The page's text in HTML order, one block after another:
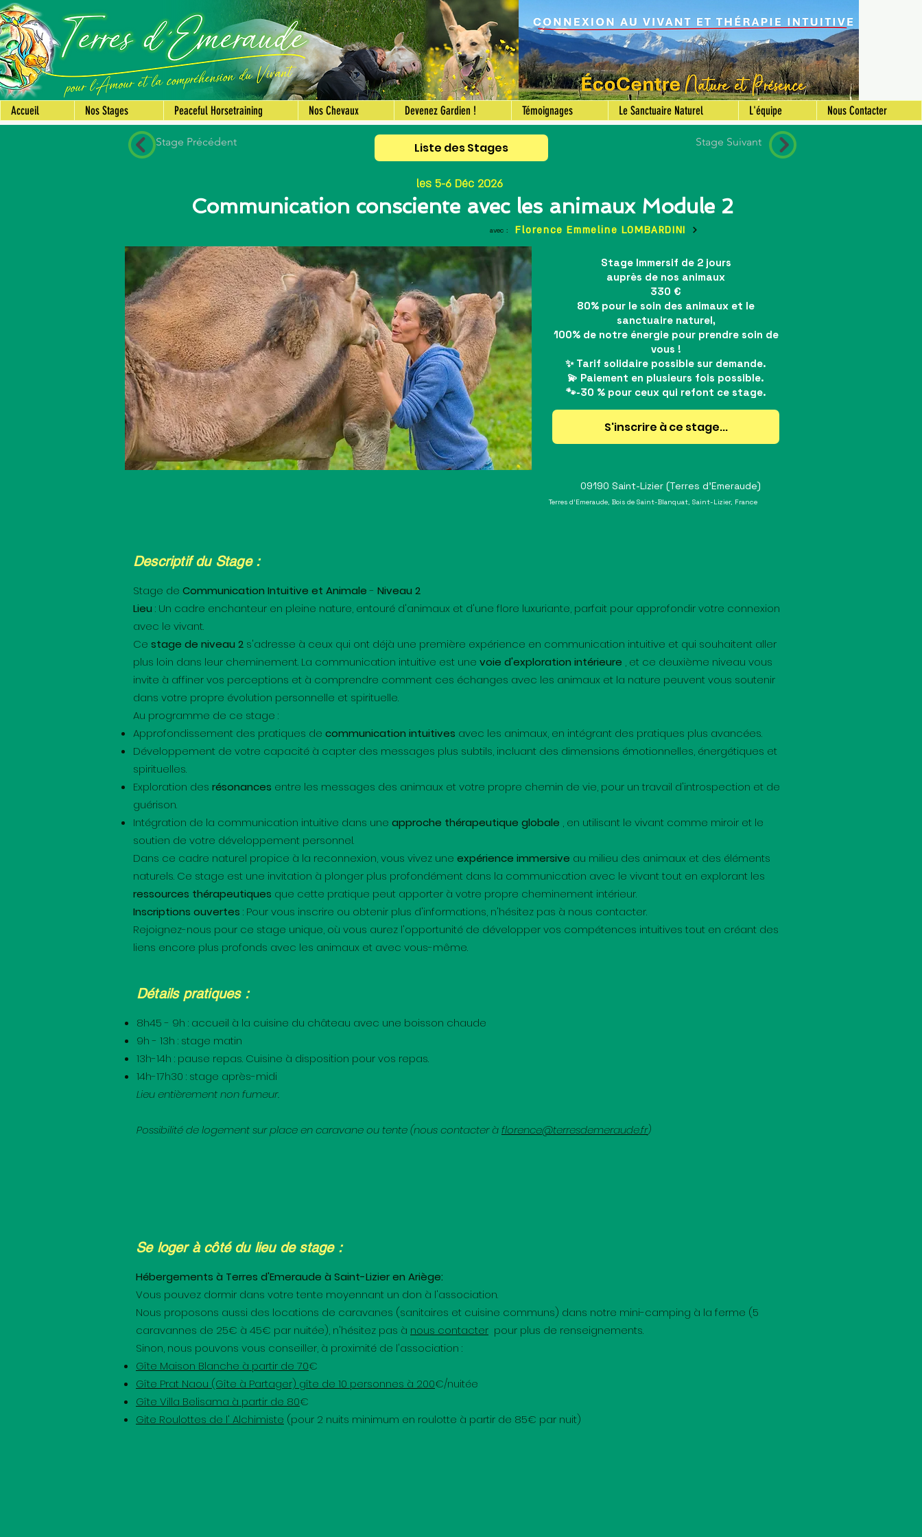
Accueil Nos Stages Peaceful Horsetraining Nos Chevaux Devenez Gardien ! Témoignages Le Sanctuaire Naturel L'équipe Nous Contacter
Stage Précédent Liste des Stages Stage Suivant
Communication consciente avec les animaux Module 2
les 5-6 Déc 2026
avec : Florence Emmeline LOMBARDINI
Stage Immersif de 2 jours
auprès de nos animaux
330 €
80% pour le soin des animaux et le
sanctuaire naturel,
100% de notre énergie pour prendre soin de
vous !
✨ Tarif solidaire possible sur demande.
💫 Paiement en plusieurs fois possible.
🐾-30 % pour ceux qui refont ce stage.
S'inscrire à ce stage...
09190 Saint-Lizier (Terres d'Emeraude)
Terres d'Emeraude, Bois de Saint-Blanquat, Saint-Lizier, France
Descriptif du Stage :
Stage de Communication Intuitive et Animale- Niveau 2
Lieu : Un cadre enchanteur en pleine nature, entouré d'animaux et d'une flore luxuriante, parfait pour approfondir votre connexion
avec le vivant.
Ce stage de niveau 2 s'adresse à ceux qui ont déjà une première expérience en communication intuitive et qui souhaitent aller
plus loin dans leur cheminement. La communication intuitive est une voie d'exploration intérieure , et ce deuxième niveau vous
invite à affiner vos perceptions et à comprendre comment ces échanges avec les animaux et la nature peuvent vous soutenir
dans votre propre évolution personnelle et spirituelle.
Au programme de ce stage :
Approfondissement des pratiques de communication intuitives avec les animaux, en intégrant des pratiques plus avancées.
Développement de votre capacité à capter des messages plus subtils, incluant des dimensions émotionnelles, énergétiques et
spirituelles.
Exploration des résonances entre les messages des animaux et votre propre chemin de vie, pour un travail d'introspection et de
guérison.
Intégration de la communication intuitive dans une approche thérapeutique globale , en utilisant le vivant comme miroir et le
soutien de votre développement personnel.
Dans ce cadre naturel propice à la reconnexion, vous vivez une expérience immersive au milieu des animaux et des éléments
naturels. Ce stage est une invitation à plonger plus profondément dans la communication avec le vivant tout en explorant les
ressources thérapeutiques que cette pratique peut apporter à votre propre cheminement intérieur.
Inscriptions ouvertes : Pour vous inscrire ou obtenir plus d'informations, n'hésitez pas à nous contacter.
Rejoignez-nous pour ce stage unique, où vous aurez l'opportunité de développer vos compétences intuitives tout en créant des
liens encore plus profonds avec les animaux et avec vous-même.
Détails pratiques :
8h45 - 9h : accueil à la cuisine du château avec une boisson chaude
9h - 13h : stage matin
13h-14h : pause repas. Cuisine à disposition pour vos repas.
14h-17h30 : stage après-midi
Lieu entièrement non fumeur.
Possibilité de logement sur place en caravane ou tente (nous contacter àflorence@terresdemeraude.fr)
Se loger à côté du lieu de stage :
Hébergements à Terres d'Emeraude à Saint-Lizier en Ariège:
Vous pouvez dormir dans votre tente moyennant un don à l'association.
Nous proposons aussi des locations de caravanes (sanitaires et cuisine communs) dans notre mini-camping à la ferme (5
caravannes de 25€ à 45€ par nuitée), n'hésitez pas à nous contacter pour plus de renseignements.
Sinon, nous pouvons vous conseiller, à proximité de l'association :
Gîte Maison Blanche à partir de 70€
Gîte Prat Naou (Gîte à Partager) gîte de 10 personnes à 200€/nuitée
Gîte Villa Belisama à partir de 80€
Gite Roulottes de l' Alchimiste (pour 2 nuits minimum en roulotte à partir de 85€ par nuit)